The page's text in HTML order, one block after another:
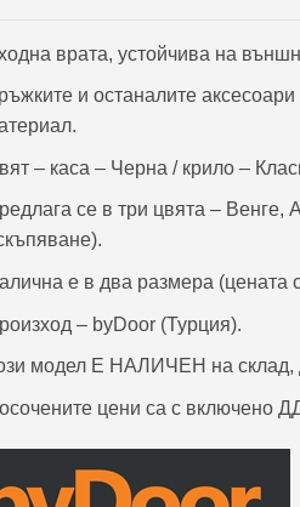
врата, устойчива на
и останалите
– каса – Черна / крило –
се в три цвята – Венге,
е в два размера (цената
– byDoor (Турция).
модел Е НАЛИЧЕН на склад,
цени са с включено